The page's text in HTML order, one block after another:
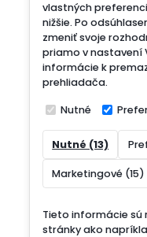
vlastných
nižšie. Po
zmeniť svoje
priamo v nastavení
informácie k
prehliadača.
Nutné
Nutné (13)
Marketingové (15)
Tieto informácie sú
stránky ako